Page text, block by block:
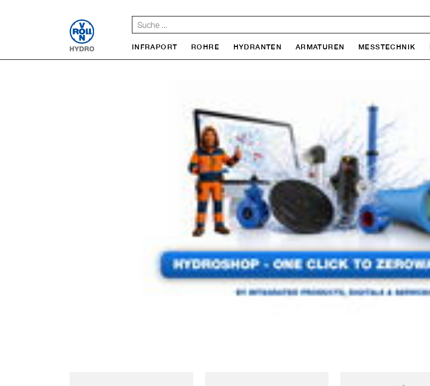
INFRAPORT ROHRE HYDRANTEN ARMATUREN MESSTECHNIK